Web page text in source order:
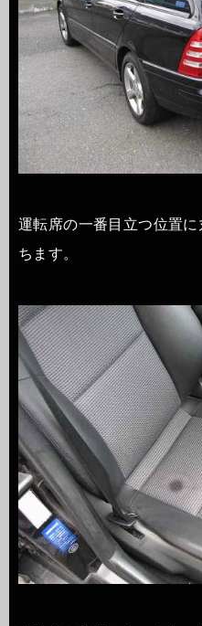
運転席の一番目立つ位置
ちます。